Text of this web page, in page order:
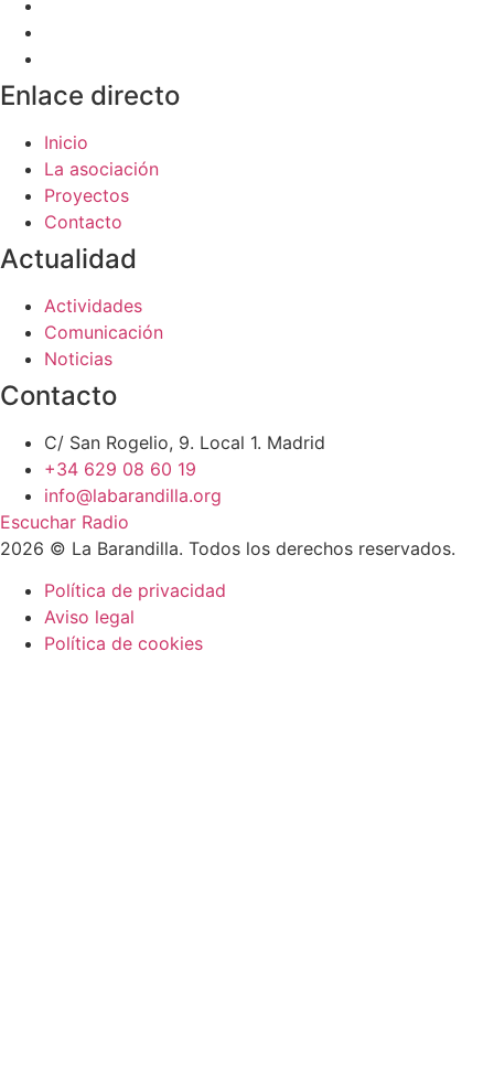
Enlace directo
Inicio
La asociación
Proyectos
Contacto
Actualidad
Actividades
Comunicación
Noticias
Contacto
C/ San Rogelio, 9. Local 1. Madrid
+34 629 08 60 19
info@labarandilla.org
Escuchar Radio
2026 © La Barandilla. Todos los derechos reservados.
Política de privacidad
Aviso legal
Política de cookies